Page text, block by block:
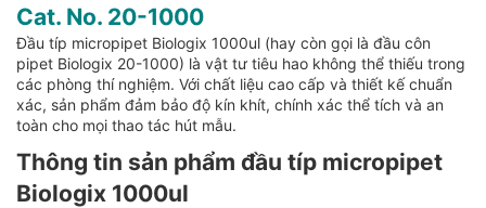
Cat. No. 20-1000
Đầu típ micropipet Biologix 1000ul (hay còn gọi là đầu côn
pipet Biologix 20-1000) là vật tư tiêu hao không thể thiếu trong
các phòng thí nghiệm. Với chất liệu cao cấp và thiết kế chuẩn
xác, sản phẩm đảm bảo độ kín khít, chính xác thể tích và an
toàn cho mọi thao tác hút mẫu.
Thông tin sản phẩm đầu típ micropipet
Biologix 1000ul